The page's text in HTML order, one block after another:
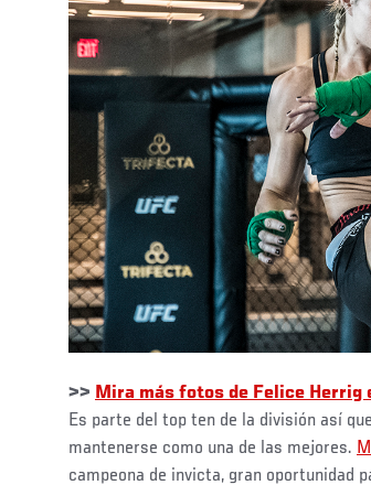
>> Mira más fotos de Felice
Es parte del top ten de la división así
mantenerse como una de las mejores.
campeona de invicta, gran oportunidad